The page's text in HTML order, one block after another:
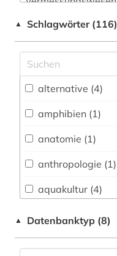
Elektrotechnik, Elektronik, Nachrichtentechnik
(3)
Ethnologie (1)
Geographie (2)
Informatik (3)
▲ Schlagwörter (116)
alternative (4)
amphibien (1)
anatomie (1)
anthropologie (1)
aquakultur (4)
arbeitsschutz (1)
artenschutz (1)
▲ Datenbanktyp (8)